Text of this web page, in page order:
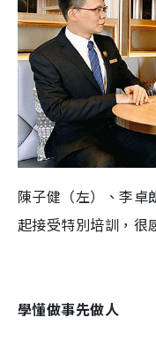
陳子健（左）、李卓
起接受特別培訓，很
學懂做事先做人